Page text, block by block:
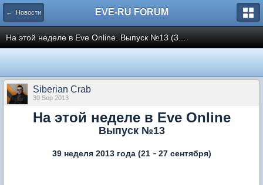
← Новости EVE-RU FORUM
На этой неделе в Eve Online. Выпуск №13 (3...
Siberian Crab
30 Sep 2013
На этой неделе в Eve Online
Выпуск №13
39 неделя 2013 года (21 – 27 сентября)